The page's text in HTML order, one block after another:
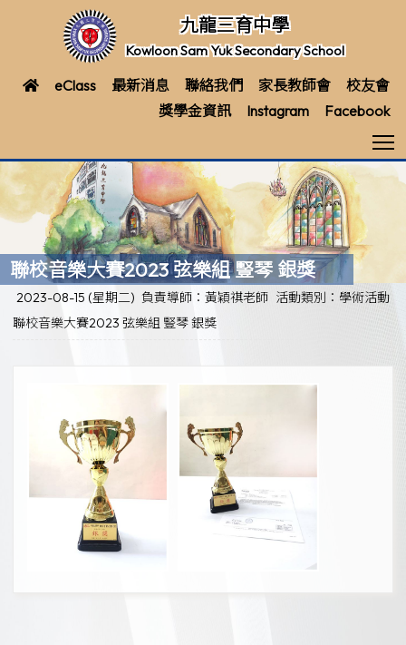
九龍三育中學
Kowloon Sam Yuk Secondary School
eClass 最新消息 聯絡我們 家長教師會
校友會
獎學金資訊
Instagram Facebook
聯校音樂大賽2023 弦樂組 豎琴 銀獎
2023-08-15 (星期二) 負責導師：黃穎祺老師 活動類別：學術活動
聯校音樂大賽2023 弦樂組 豎琴 銀獎